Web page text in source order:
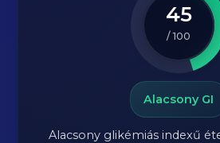
45
/ 100
Alacsony GI
Alacsony glikémiás indexű